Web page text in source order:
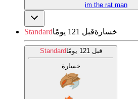
im the rat man
Standard خسارةقبل 121 يومًا
Standard قبل 121 يومًا
خسارة